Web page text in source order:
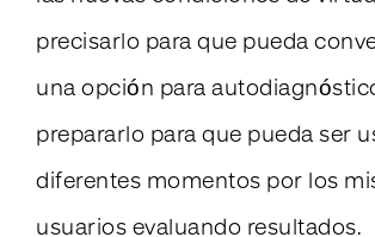
precisarlo para que pueda
una opción para
prepararlo para que pueda ser
diferentes momentos por los
usuarios evaluando resultados.